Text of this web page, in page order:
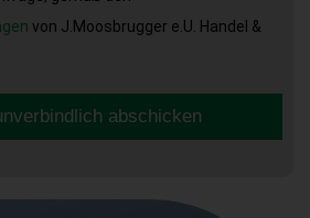
von J.Moosbrugger e.U. Handel &
abschicken